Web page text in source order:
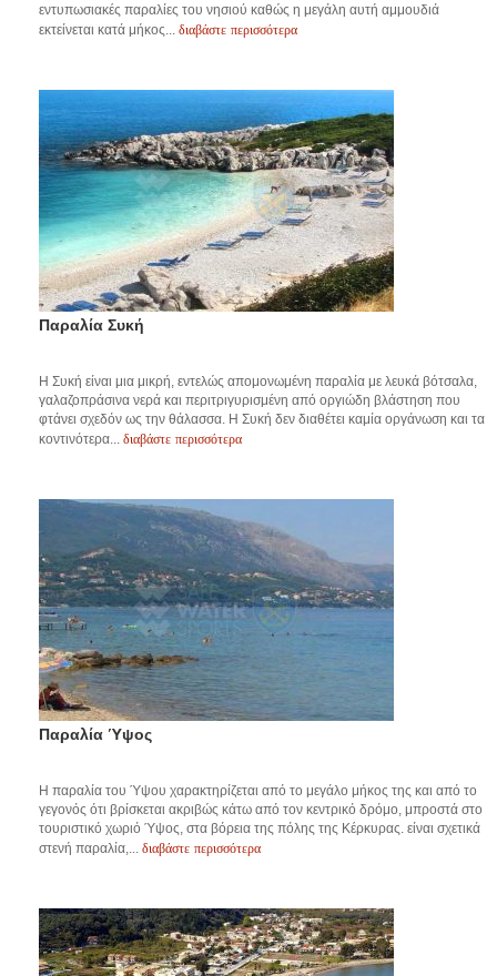
εντυπωσιακές παραλίες του νησιού καθώς η μεγάλη αυτή αμμουδιά
εκτείνεται κατά μήκος... διαβάστε περισσότερα
Παραλία Συκή
Η Συκή είναι μια μικρή, εντελώς απομονωμένη παραλία με λευκά βότσαλα,
γαλαζοπράσινα νερά και περιτριγυρισμένη από οργιώδη βλάστηση που
φτάνει σχεδόν ως την θάλασσα. Η Συκή δεν διαθέτει καμία οργάνωση και τα
κοντινότερα... διαβάστε περισσότερα
Παραλία Ύψος
Η παραλία του Ύψου χαρακτηρίζεται από το μεγάλο μήκος της και από το
γεγονός ότι βρίσκεται ακριβώς κάτω από τον κεντρικό δρόμο, μπροστά στο
τουριστικό χωριό Ύψος, στα βόρεια της πόλης της Κέρκυρας. είναι σχετικά
στενή παραλία,... διαβάστε περισσότερα